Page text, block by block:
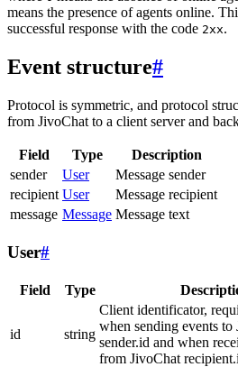
means the presence of agents online.
successful response with the code 2xx.
Event structure#
Protocol is symmetric, and protocol
from JivoChat to a client server and
Field Type
Description
sender
User
Message sender
recipient User
Message recipient
message Message Message text
User#
Field Type
id string
Client identificator,
when sending events to
sender.id and when
from JivoChat